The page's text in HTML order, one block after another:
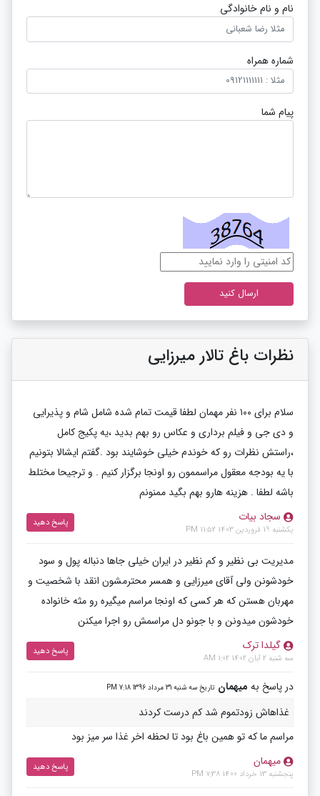
نام و نام خانوادگی
شماره همراه
پیام شما
نظرات باغ تالار میرزایی
سلام برای ۱۰۰ نفر مهمان لطفا قیمت تمام شده شامل شام و پذیرایی
و دی جی و فیلم برداری و عکاس رو بهم بدید ،یه پکیج کامل
،راستش نظرات رو که خوندم خیلی خوشایند بود .گفتم ایشالا بتونیم
با یه بودجه معقول مراسممون رو اونجا برگزار کنیم . و ترجیحا مختلط
باشه لطفا . هزینه هارو بهم بگید ممنونم
سجاد بیات
یکشنبه 19 فروردین 1403 11:52 PM
پاسخ دهید
مدیریت بی نظیر و کم نظیر در ایران خیلی جاها دنباله پول و سود
خودشونن ولی آقای میرزایی و همسر محترمشون انقد با شخصیت و
مهربان هستن که هر کسی که اونجا مراسم میگیره رو مثه خانواده
خودشون میدونن و با جونو دل مراسمش رو اجرا میکنن
گیلدا ترک
سه شنبه 2 آبان 1402 1:02 AM
پاسخ دهید
در پاسخ به میهمان تاریخ سه شنبه 31 مرداد 1396 7:18 PM
غذاهاش زودتموم شد کم درست کردند
مراسم ما كه تو همين باغ بود تا لحظه اخر غذا سر ميز بود
ميهمان
پنجشنبه 13 خرداد 1400 7:38 PM
پاسخ دهید